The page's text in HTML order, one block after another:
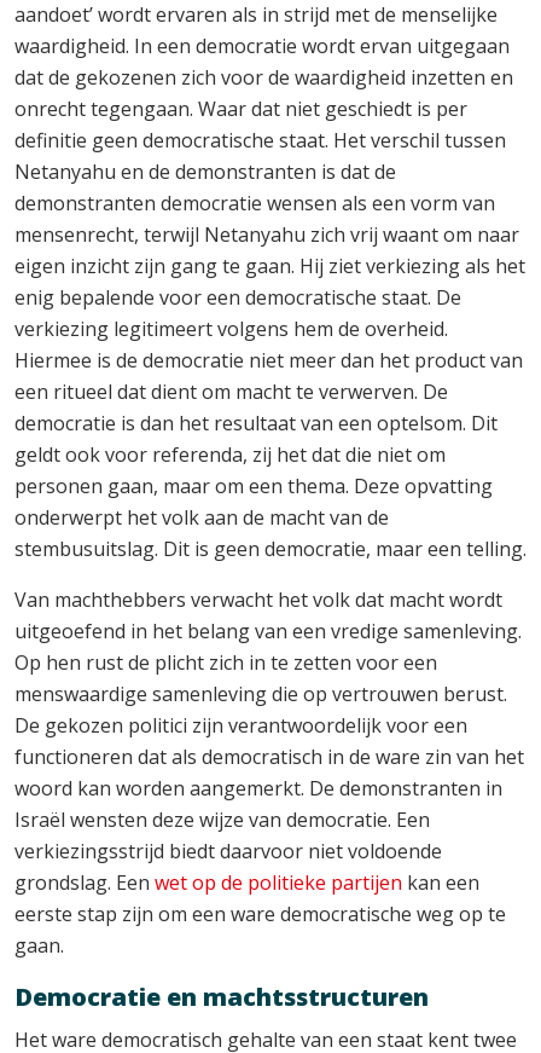
aandoet’ wordt ervaren als in strijd met de menselijke
waardigheid. In een democratie wordt ervan uitgegaan
dat de gekozenen zich voor de waardigheid inzetten en
onrecht tegengaan. Waar dat niet geschiedt is per
definitie geen democratische staat. Het verschil tussen
Netanyahu en de demonstranten is dat de
demonstranten democratie wensen als een vorm van
mensenrecht, terwijl Netanyahu zich vrij waant om naar
eigen inzicht zijn gang te gaan. Hij ziet verkiezing als het
enig bepalende voor een democratische staat. De
verkiezing legitimeert volgens hem de overheid.
Hiermee is de democratie niet meer dan het product van
een ritueel dat dient om macht te verwerven. De
democratie is dan het resultaat van een optelsom. Dit
geldt ook voor referenda, zij het dat die niet om
personen gaan, maar om een thema. Deze opvatting
onderwerpt het volk aan de macht van de
stembusuitslag. Dit is geen democratie, maar een telling.
Van machthebbers verwacht het volk dat macht wordt
uitgeoefend in het belang van een vredige samenleving.
Op hen rust de plicht zich in te zetten voor een
menswaardige samenleving die op vertrouwen berust.
De gekozen politici zijn verantwoordelijk voor een
functioneren dat als democratisch in de ware zin van het
woord kan worden aangemerkt. De demonstranten in
Israël wensten deze wijze van democratie. Een
verkiezingsstrijd biedt daarvoor niet voldoende
grondslag. Een wet op de politieke partijen kan een
eerste stap zijn om een ware democratische weg op te
gaan.
Democratie en machtsstructuren
Het ware democratisch gehalte van een staat kent twee